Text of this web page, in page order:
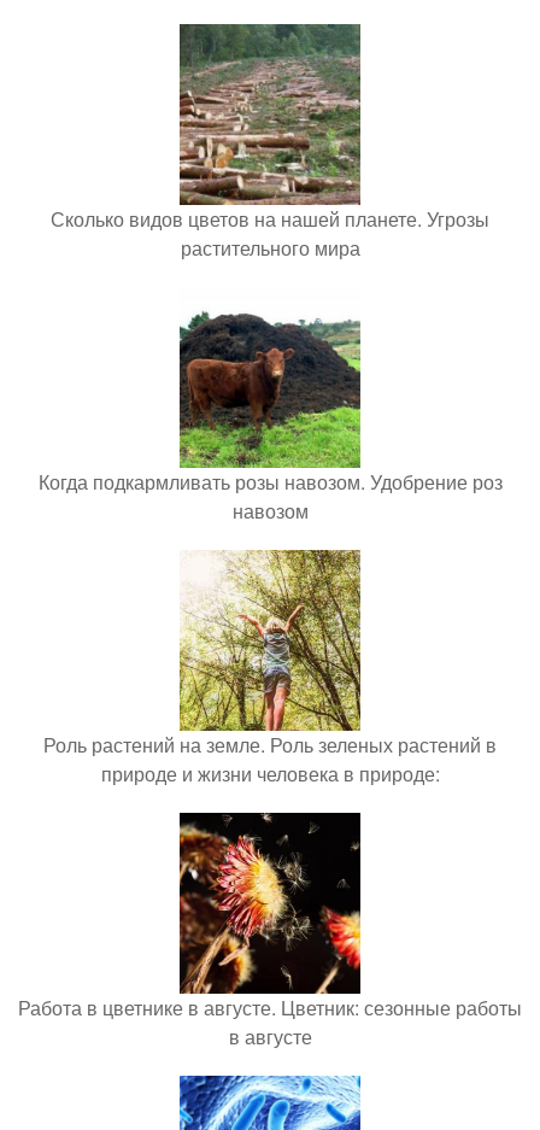
Сколько видов цветов на нашей планете. Угрозы
растительного мира
Когда подкармливать розы навозом. Удобрение роз
навозом
Роль растений на земле. Роль зеленых растений в
природе и жизни человека в природе:
Работа в цветнике в августе. Цветник: сезонные работы
в августе